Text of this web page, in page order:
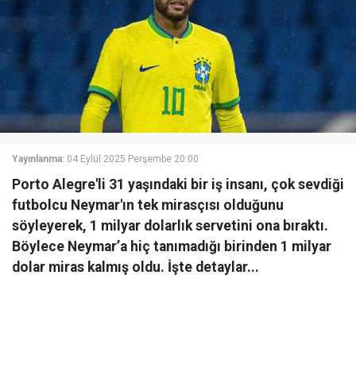
Yayınlanma: 04 Eylül 2025 Perşembe 20:00
Porto Alegre'li 31 yaşındaki bir iş insanı, çok sevdiği
futbolcu Neymar'ın tek mirasçısı olduğunu
söyleyerek, 1 milyar dolarlık servetini ona bıraktı.
Böylece Neymar’a hiç tanımadığı birinden 1 milyar
dolar miras kalmış oldu. İşte detaylar...